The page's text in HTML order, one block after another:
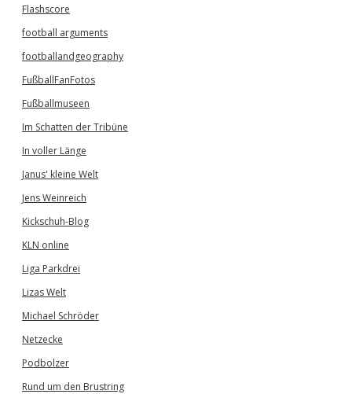
Flashscore
football arguments
footballandgeography
FußballFanFotos
Fußballmuseen
Im Schatten der Tribüne
In voller Länge
Janus' kleine Welt
Jens Weinreich
Kickschuh-Blog
KLN online
Liga Parkdrei
Lizas Welt
Michael Schröder
Netzecke
Podbolzer
Rund um den Brustring